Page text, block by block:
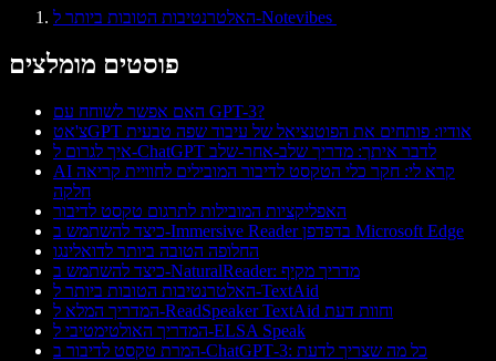
האלטרנטיבות הטובות ביותר ל-Notevibes
פוסטים מומלצים
האם אפשר לשוחח עם GPT-3?
צ'אטGPT אודיו: פותחים את הפוטנציאל של עיבוד שפה טבעית
איך לגרום ל-ChatGPT לדבר איתך: מדריך שלב-אחר-שלב
AI קרא לי: חקר כלי הטקסט לדיבור המובילים לחוויית קריאה
חלקה
האפליקציות המובילות לתרגום טקסט לדיבור
כיצד להשתמש ב-Immersive Reader בדפדפן Microsoft Edge
החלופה הטובה ביותר לדואלינגו
כיצד להשתמש ב-NaturalReader: מדריך מקיף
האלטרנטיבות הטובות ביותר ל-TextAid
המדריך המלא ל-ReadSpeaker TextAid וחוות דעת
המדריך האולטימטיבי ל-ELSA Speak
המרת טקסט לדיבור ב‑ChatGPT‑3: כל מה שצריך לדעת